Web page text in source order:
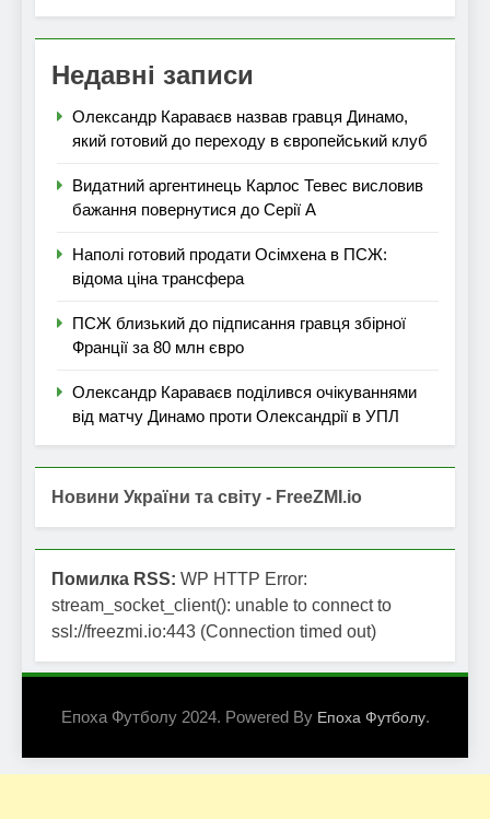
Недавні записи
Олександр Караваєв назвав гравця Динамо,
який готовий до переходу в європейський клуб
Видатний аргентинець Карлос Тевес висловив
бажання повернутися до Серії А
Наполі готовий продати Осімхена в ПСЖ:
відома ціна трансфера
ПСЖ близький до підписання гравця збірної
Франції за 80 млн євро
Олександр Караваєв поділився очікуваннями
від матчу Динамо проти Олександрії в УПЛ
Новини України та світу - FreeZMI.io
Помилка RSS: WP HTTP Error:
stream_socket_client(): unable to connect to
ssl://freezmi.io:443 (Connection timed out)
Епоха Футболу 2024. Powered By Епоха Футболу.